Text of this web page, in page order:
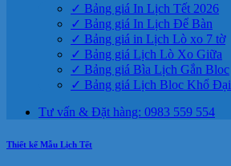
✓ Bảng giá In Lịch Tết 2026
✓ Bảng giá In Lịch Để Bàn
✓ Bảng giá in Lịch Lò xo 7 tờ
✓ Bảng giá Lịch Lò Xo Giữa
✓ Bảng giá Bìa Lịch Gắn Bloc
✓ Bảng giá Lịch Bloc Khổ Đại
Tư vấn & Đặt hàng: 0983 559 554
Thiết kế Mẫu Lịch Tết